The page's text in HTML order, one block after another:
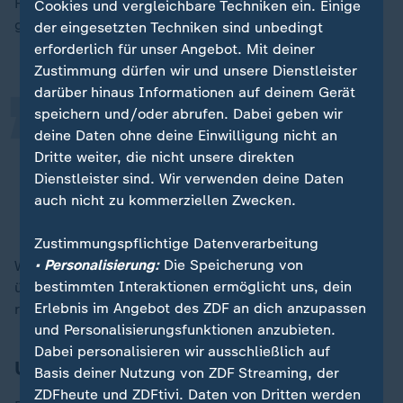
gegenüber ZDFheute:
Ein Verkehrssystem wird häufiger
genutzt, wenn es einfacher nutzbar
wird.
„
Wer die App einmal habe und registriert sei, könne sie
überall nutzen. Ähnlich wie beim Deutschlandticket
reiche es, diesen einen Zugang zu haben.
Uber will flexible Festpreise
Cookies und vergleichbare Techniken ein. Einige
der eingesetzten Techniken sind unbedingt
erforderlich für unser Angebot. Mit deiner
Zustimmung dürfen wir und unsere Dienstleister
darüber hinaus Informationen auf deinem Gerät
speichern und/oder abrufen. Dabei geben wir
deine Daten ohne deine Einwilligung nicht an
Dritte weiter, die nicht unsere direkten
Dienstleister sind. Wir verwenden deine Daten
auch nicht zu kommerziellen Zwecken.
Zustimmungspflichtige Datenverarbeitung
• Personalisierung:Die Speicherung von
bestimmten Interaktionen ermöglicht uns, dein
Erlebnis im Angebot des ZDF an dich anzupassen
und Personalisierungsfunktionen anzubieten.
Dabei personalisieren wir ausschließlich auf
Basis deiner Nutzung von ZDF Streaming, der
ZDFheute und ZDFtivi. Daten von Dritten werden